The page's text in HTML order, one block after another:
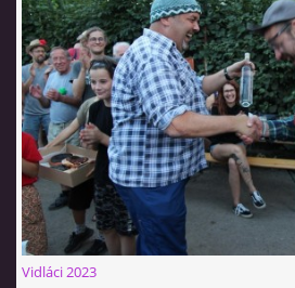
CESTA KOLEM SVĚTA 2014 - VIDEO
VIDLÁCKÝ VÍCEBOJ 2023
CENÍK
Vidláci 2023